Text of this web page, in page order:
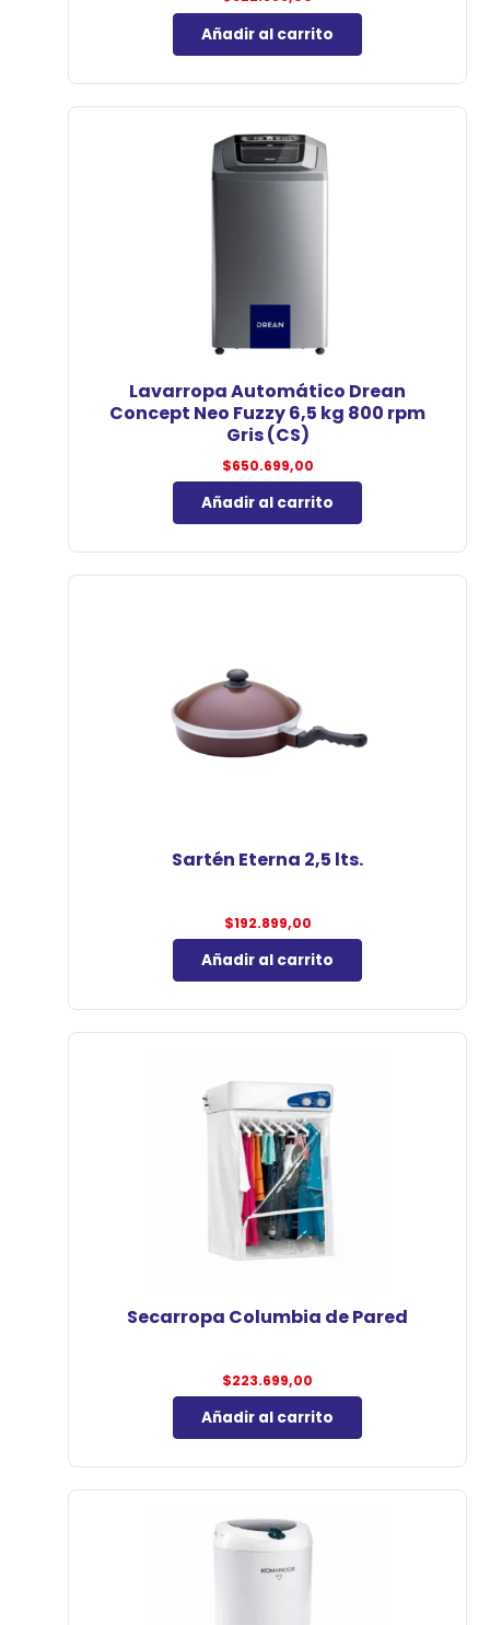
Añadir al carrito
Lavarropa Automático Drean
Concept Neo Fuzzy 6,5 kg 800 rpm
Gris (CS)
$650.699,00
Añadir al carrito
Sartén Eterna 2,5 lts.
$192.899,00
Añadir al carrito
Secarropa Columbia de Pared
$223.699,00
Añadir al carrito